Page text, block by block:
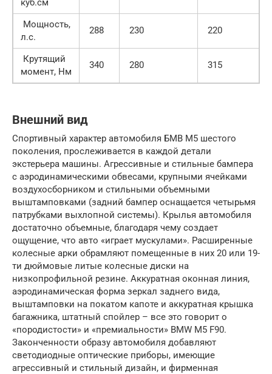
куб.см
Мощность,
л.с.
288 230 220
Крутящий
момент, Нм
340 280 315
Внешний вид
Спортивный характер автомобиля БМВ М5 шестого
поколения, прослеживается в каждой детали
экстерьера машины. Агрессивные и стильные бампера
с аэродинамическими обвесами, крупными ячейками
воздухосборником и стильными объемными
выштамповками (задний бампер оснащается четырьмя
патрубками выхлопной системы). Крылья автомобиля
достаточно объемные, благодаря чему создает
ощущение, что авто «играет мускулами». Расширенные
колесные арки обрамляют помещенные в них 20 или 19-
ти дюймовые литые колесные диски на
низкопрофильной резине. Аккуратная оконная линия,
аэродинамическая форма зеркал заднего вида,
выштамповки на покатом капоте и аккуратная крышка
багажника, штатный спойлер – все это говорит о
«породистости» и «премиальности» BMW M5 F90.
Законченности образу автомобиля добавляют
светодиодные оптические приборы, имеющие
агрессивный и стильный дизайн, и фирменная